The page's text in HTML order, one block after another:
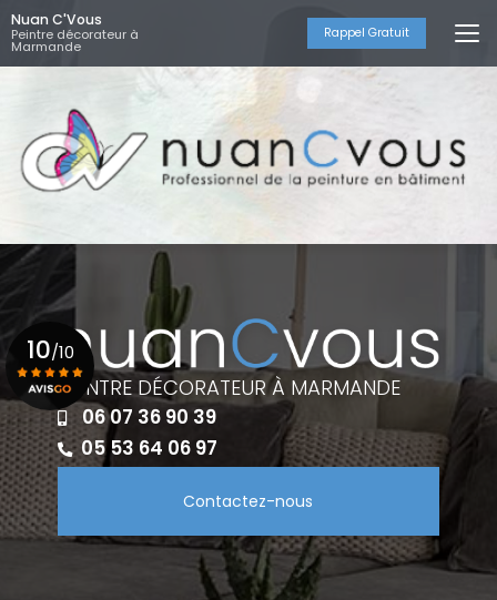
Aller
au
contenu
principal
Nuan C'Vous
Peintre décorateur à
Marmande
Rappel Gratuit
PEINTRE DÉCORATEUR À MARMANDE
06 07 36 90 39
05 53 64 06 97
Contactez-nous
10/10
Voir le certificat